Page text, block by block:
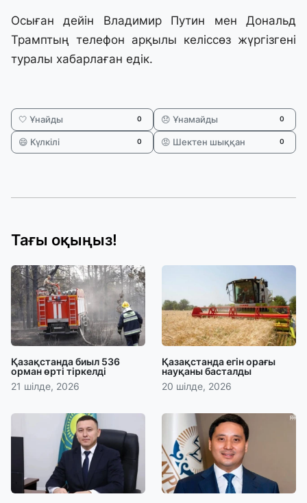
Осыған дейін Владимир Путин мен Дональд
Трамптың телефон арқылы келіссөз жүргізгені
туралы хабарлаған едік.
🤍 Ұнайды 0 😞 Ұнамайды 0
😄 Күлкілі 0 😡 Шектен шыққан 0
Тағы оқыңыз!
Қазақстанда биыл 536
орман өрті тіркелді
21 шілде, 2026
Қазақстанда егін орағы
науқаны басталды
20 шілде, 2026